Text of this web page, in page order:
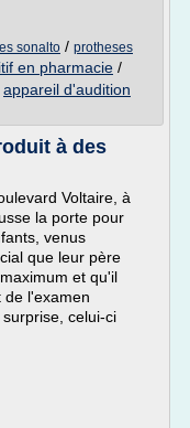
sonalto / protheses
en pharmacie /
appareil d'audition
à des
Voltaire, à
la porte pour
venus
que leur père
et qu'il
de l'examen
celui-ci